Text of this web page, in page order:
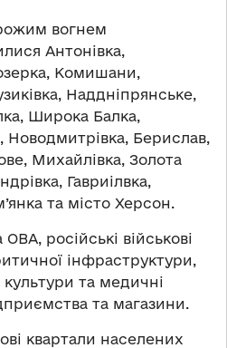
вогнем
Антонівка,
Комишани,
Наддніпрянське,
Широка Балка,
Новодмитрівка, Берислав,
Михайлівка, Золота
Гавриілвка,
та місто Херсон.
російські військові
інфраструктури,
та медичні
та магазини.
квартали населених